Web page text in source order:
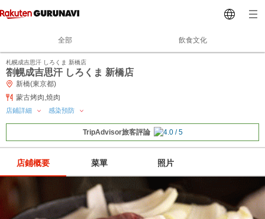
全部 飲食文化
札幌成吉思汗 しろくま 新橋店
劄幌成吉思汗 しろくま 新橋店
新橋(東京都)
蒙古烤肉,燒肉
店鋪詳細 感染預防
TripAdvisor旅客評論
店鋪概要 菜單 照片